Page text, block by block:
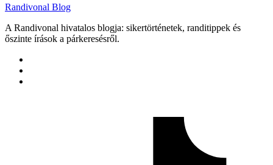
Randivonal Blog
A Randivonal hivatalos blogja: sikertörténetek, randitippek és
őszinte írások a párkeresésről.